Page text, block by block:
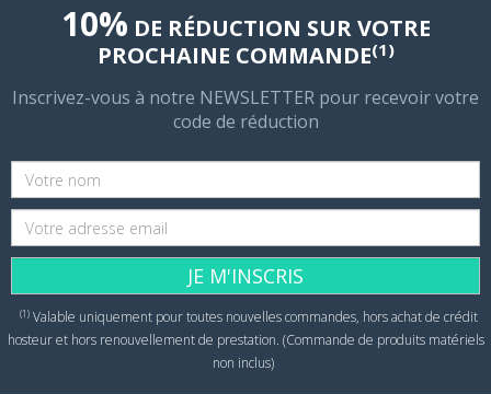
10% DE RÉDUCTION SUR VOTRE
PROCHAINE COMMANDE(1)
Inscrivez-vous à notre NEWSLETTER pour recevoir votre
code de réduction
JE M'INSCRIS
(1)Valable uniquement pour toutes nouvelles commandes, hors achat de crédit
hosteur et hors renouvellement de prestation. (Commande de produits matériels
non inclus)